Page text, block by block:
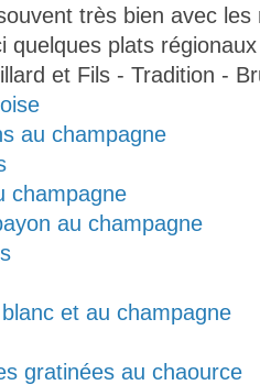
très bien avec
quelques plats
et Fils - Tradition -
au champagne
champagne
au champagne
et au champagne
gratinées au chaource